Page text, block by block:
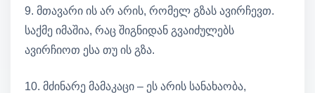
9. მთავარი ის არ არის, რომელ გზას ავირჩევთ.
საქმე იმაშია, რაც შიგნიდან გვაიძულებს
ავირჩიოთ ესა თუ ის გზა.
10. მძინარე მამაკაცი – ეს არის სანახაობა,